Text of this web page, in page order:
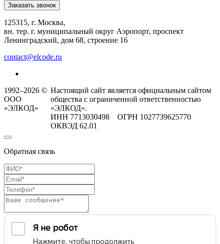
Заказать звонок
125315, г. Москва,
вн. тер. г. муниципальный округ Аэропорт, проспект
Ленинградский, дом 68, строение 16
contact@elcode.ru
1992–2026 ©
ООО
«ЭЛКОД»
Настоящий сайт является официальным сайтом
общества с ограниченной ответственностью
«ЭЛКОД».
ИНН 7713030498 ОГРН 1027739625770
ОКВЭД 62.01
Обратная связь